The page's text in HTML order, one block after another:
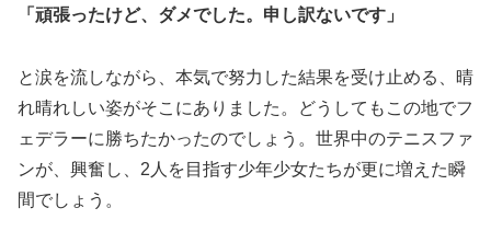
「頑張ったけど、ダメでした。申し訳ないです」
と涙を流しながら、本気で努力した結果を受け止める、晴
れ晴れしい姿がそこにありました。どうしてもこの地でフ
ェデラーに勝ちたかったのでしょう。世界中のテニスファ
ンが、興奮し、2人を目指す少年少女たちが更に増えた瞬
間でしょう。